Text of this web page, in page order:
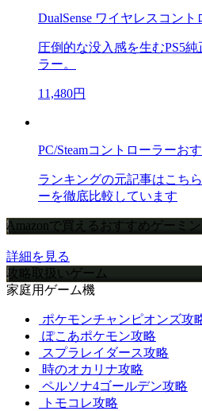
DualSense ワイヤレスコント
圧倒的な没入感を生むPS5
ラー。
11,480円
PC/Steamコントローラーお
ランキングの元記事はこち
ーを徹底比較しています
Amazonで買えるおすすめゲーミ
詳細を見る
攻略取扱いゲーム
家庭用ゲーム機
ポケモンチャンピオンズ攻
ぽこあポケモン攻略
スプラレイダース攻略
時のオカリナ攻略
ペルソナ4ゴールデン攻略
トモコレ攻略